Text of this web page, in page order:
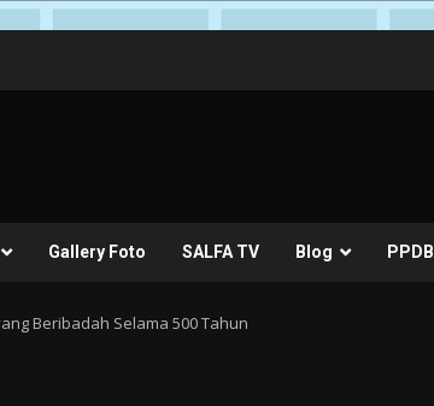
Gallery Foto SALFA TV Blog PPDB
Beribadah Selama 500 Tahun